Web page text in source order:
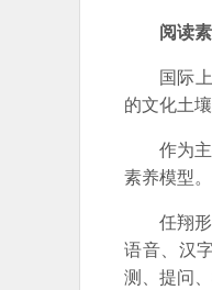
阅读
国际
的文化土
作为
素养模型。
任翔
语音、汉
测、提问